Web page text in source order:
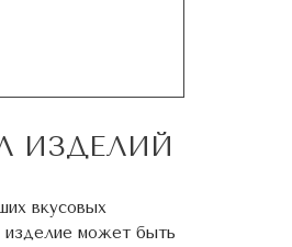
ИЗДЕЛИЙ
вкусовых
изделие может быть